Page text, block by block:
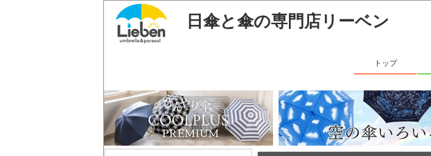
日傘と傘の専門店リーベン
トップ